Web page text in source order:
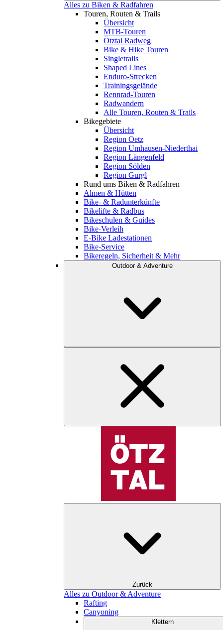
Alles zu Biken & Radfahren
Touren, Routen & Trails
Übersicht
MTB-Touren
Ötztal Radweg
Bike & Hike Touren
Singletrails
Shaped Lines
Enduro-Strecken
Trainingsgelände
Rennrad-Touren
Radwandern
Alle Touren, Routen & Trails
Bikegebiete
Übersicht
Region Oetz
Region Umhausen-Niederthai
Region Längenfeld
Region Sölden
Region Gurgl
Rund ums Biken & Radfahren
Almen & Hütten
Bike- & Radunterkünfte
Bikelifte & Radbus
Bikeschulen & Guides
Bike-Verleih
E-Bike Ladestationen
Bike-Service
Bikeregeln, Sicherheit & Mehr
Outdoor & Adventure
Zurück
Alles zu Outdoor & Adventure
Rafting
Canyoning
Klettern